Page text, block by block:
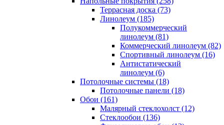
Террасная доска (73)
Линолеум (185)
Полукоммерческий
линолеум (81)
Коммерческий линолеум (82)
Спортивный линолеум (16)
Антистатический
линолеум (6)
Потолочные системы (18)
Потолочные панели (18)
Обои (161)
Малярный стеклохолст (12)
Стеклообои (136)